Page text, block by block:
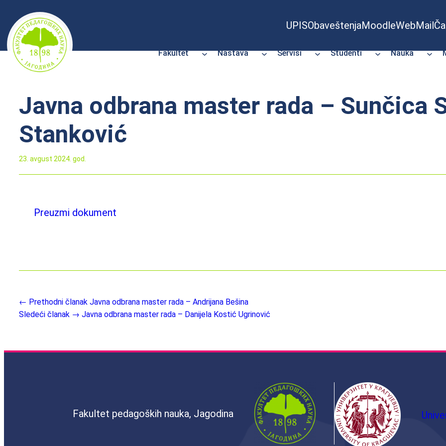
Skoči
na
sadržaj
UPISObaveštenjaMoodleWebMail
Fakultet Nastava Servisi Studenti Nauka
Javna odbrana master rada – Sunčica
Stanković
23. avgust 2024. god.
Preuzmi dokument
← Prethodni članak Javna odbrana master rada – Andrijana Bešina
Sledeći članak → Javna odbrana master rada – Danijela Kostić Ugrinović
Fakultet pedagoških nauka, Jagodina